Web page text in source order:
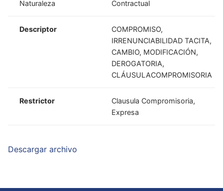
Naturaleza Contractual
Descriptor
COMPROMISO,
IRRENUNCIABILIDAD TACITA,
CAMBIO, MODIFICACIÓN,
DEROGATORIA,
CLÁUSULACOMPROMISORIA
Restrictor
Clausula Compromisoria,
Expresa
Descargar archivo